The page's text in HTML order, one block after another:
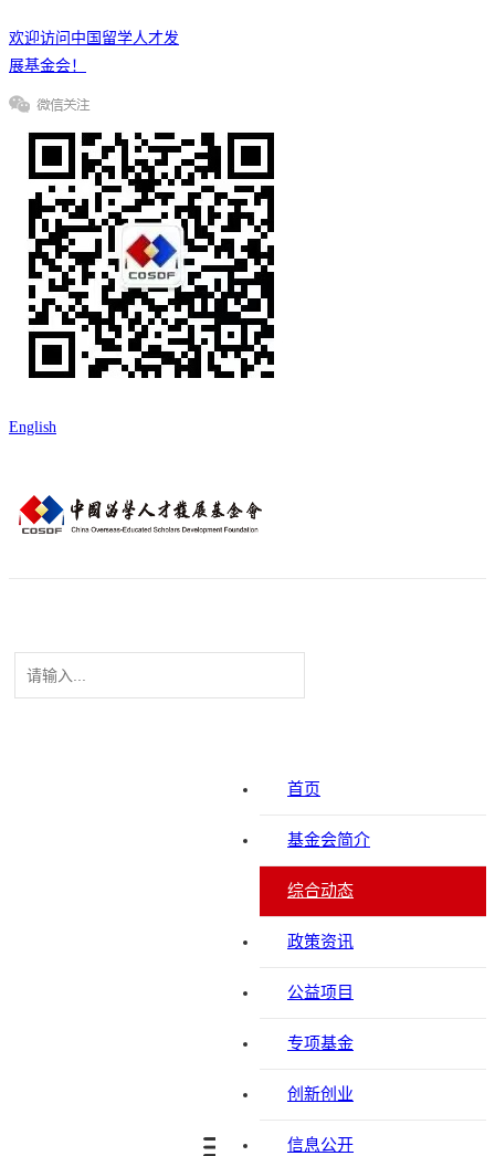
欢迎访问中国留学人才发
展基金会！
English
首页
基金会简介
综合动态
政策资讯
公益项目
专项基金
创新创业
信息公开